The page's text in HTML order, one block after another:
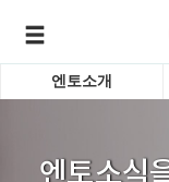
엔토소개
엔토소식